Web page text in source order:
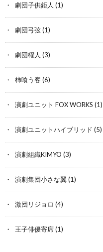
劇団子供鉅人 (1)
劇団弓弦(1)
劇団櫂人 (3)
柿喰う客 (6)
演劇ユニット FOX WORKS (1)
演劇ユニットハイブリッド (5)
演劇組織KIMYO (3)
演劇集団小さな翼 (1)
激団リジョロ (4)
王子俳優寄席(1)